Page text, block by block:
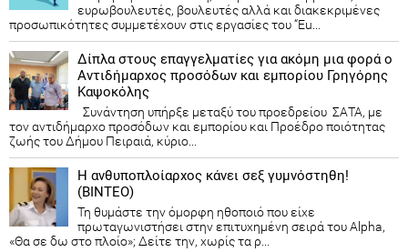
ευρωβουλευτές, βουλευτές αλλά και διακεκριμένες
προσωπικότητες συμμετέχουν στις εργασίες του “Eu...
Δίπλα στους επαγγελματίες για ακόμη μια φορά ο
Αντιδήμαρχος προσόδων και εμπορίου Γρηγόρης
Καψοκόλης
Συνάντηση υπήρξε μεταξύ του προεδρείου ΣΑΤΑ, με
τον αντιδήμαρχο προσόδων και εμπορίου και Προέδρο ποιότητας
ζωής του Δήμου Πειραιά, κύριο...
Η ανθυποπλοίαρχος κάνει σεξ γυμνόστηθη!
(ΒΙΝΤΕΟ)
Τη θυμάστε την όμορφη ηθοποιό που είχε
πρωταγωνιστήσει στην επιτυχημένη σειρά του Alpha,
«Θα σε δω στο πλοίο»; Δείτε την, χωρίς τα ρ...